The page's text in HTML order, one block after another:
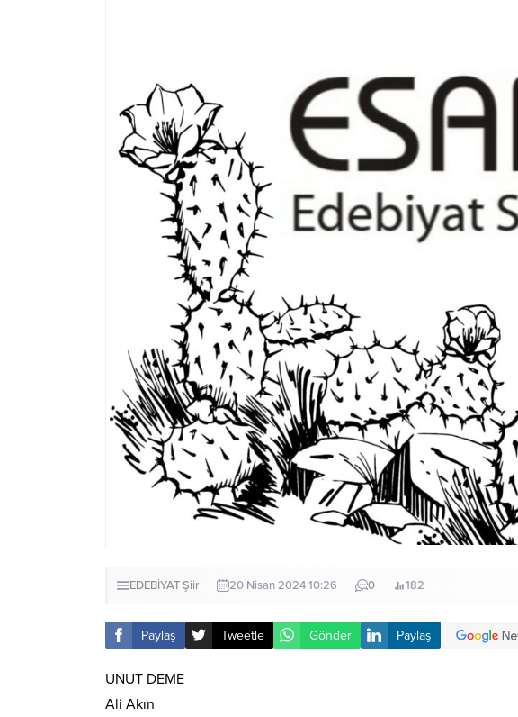
EDEBİYATŞiir 20 Nisan 2024 10:26 0 182
Paylaş Tweetle Gönder Paylaş
UNUT DEME
Ali Akın